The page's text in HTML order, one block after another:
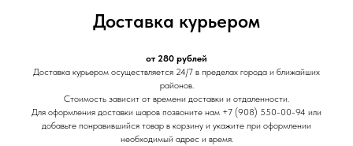
Доставка курьером
от 280 рублей
Доставка курьером осуществляется 24/7 в пределах города и ближайших
районов.
Стоимость зависит от времени доставки и отдаленности.
Для оформления доставки шаров позвоните нам +7 (908) 550-00-94 или
добавьте понравившийся товар в корзину и укажите при оформлении
необходимый адрес и время.